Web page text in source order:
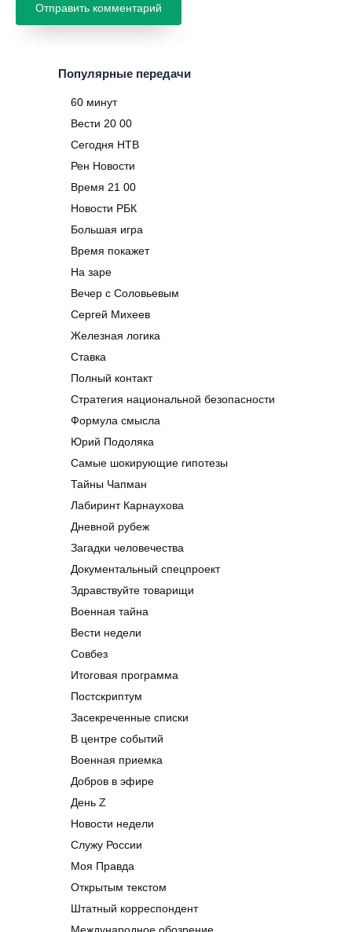
Популярные передачи
60 минут
Вести 20 00
Сегодня НТВ
Рен Новости
Время 21 00
Новости РБК
Большая игра
Время покажет
На заре
Вечер с Соловьевым
Сергей Михеев
Железная логика
Ставка
Полный контакт
Стратегия национальной безопасности
Формула смысла
Юрий Подоляка
Самые шокирующие гипотезы
Тайны Чапман
Лабиринт Карнаухова
Дневной рубеж
Загадки человечества
Документальный спецпроект
Здравствуйте товарищи
Военная тайна
Вести недели
Совбез
Итоговая программа
Постскриптум
Засекреченные списки
В центре событий
Военная приемка
Добров в эфире
День Z
Новости недели
Служу России
Моя Правда
Открытым текстом
Штатный корреспондент